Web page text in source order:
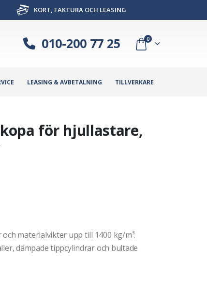
KORT, FAKTURA OCH LEASING
010-200 77 25 0
LEASING & AVBETALNING TILLVERKARE
för hjullastare,
materialvikter upp till 1400 kg/m³.
dämpade tippcylindrar och bultade